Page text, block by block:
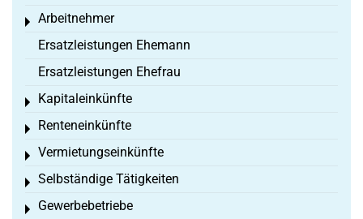
Arbeitnehmer
Toggle menu
Ersatzleistungen Ehemann
Ersatzleistungen Ehefrau
Kapitaleinkünfte
Toggle menu
Renteneinkünfte
Toggle menu
Vermietungseinkünfte
Toggle menu
Selbständige Tätigkeiten
Toggle menu
Gewerbebetriebe
Toggle menu